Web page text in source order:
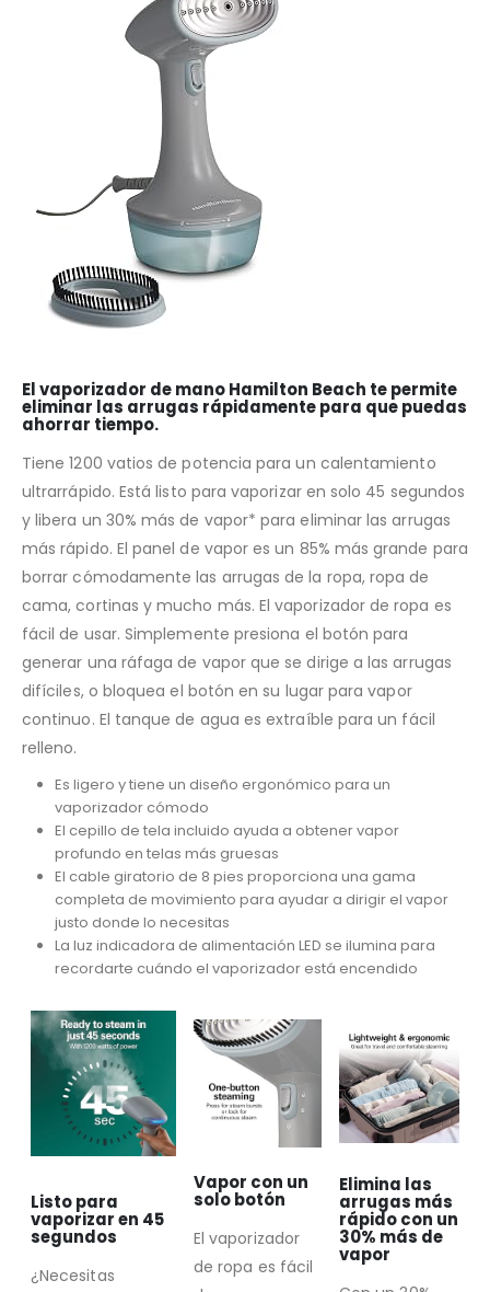
El vaporizador de mano Hamilton Beach te permite
eliminar las arrugas rápidamente para que puedas
ahorrar tiempo.
Tiene 1200 vatios de potencia para un calentamiento
ultrarrápido. Está listo para vaporizar en solo 45 segundos
y libera un 30% más de vapor* para eliminar las arrugas
más rápido. El panel de vapor es un 85% más grande para
borrar cómodamente las arrugas de la ropa, ropa de
cama, cortinas y mucho más. El vaporizador de ropa es
fácil de usar. Simplemente presiona el botón para
generar una ráfaga de vapor que se dirige a las arrugas
difíciles, o bloquea el botón en su lugar para vapor
continuo. El tanque de agua es extraíble para un fácil
relleno.
Es ligero y tiene un diseño ergonómico para un
vaporizador cómodo
El cepillo de tela incluido ayuda a obtener vapor
profundo en telas más gruesas
El cable giratorio de 8 pies proporciona una gama
completa de movimiento para ayudar a dirigir el vapor
justo donde lo necesitas
La luz indicadora de alimentación LED se ilumina para
recordarte cuándo el vaporizador está encendido
Listo para
vaporizar en 45
segundos
¿Necesitas
Vapor con un
solo botón
El vaporizador
de ropa es fácil
Elimina las
arrugas más
rápido con un
30% más de
vapor